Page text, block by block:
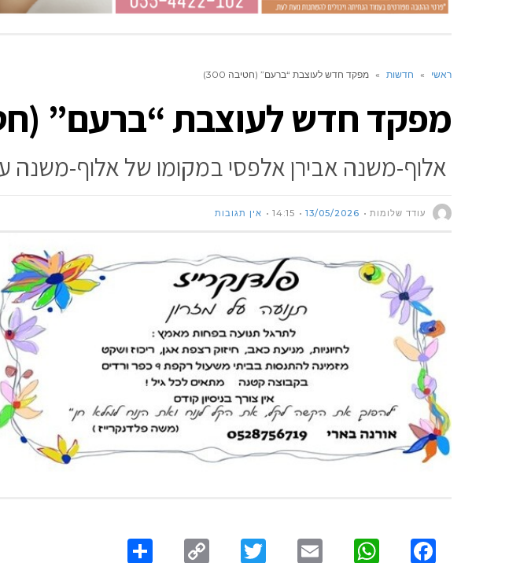
ראשי » חדשות » מפקד חדש לעוצבת “ברעם” (חטיבה 300)
מפקד חדש לעוצבת “ברעם”
אלוף-משנה אבירן אלפסי במקומו של אלוף-משנה
עודד שלומות 13/05/2026
14:15 אין תגובות
Facebook
WhatsApp
Email
Twitter
Copy